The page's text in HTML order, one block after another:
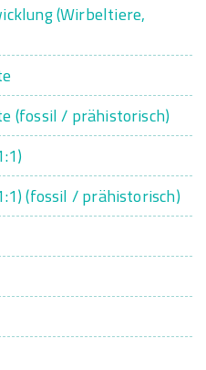
(Wirbeltiere,
(fossil / prähistorisch)
(fossil / prähistorisch)